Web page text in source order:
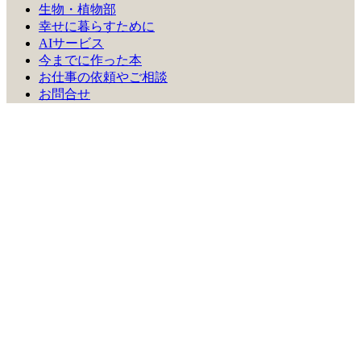
生物・植物部
幸せに暮らすために
AIサービス
今までに作った本
お仕事の依頼やご相談
お問合せ